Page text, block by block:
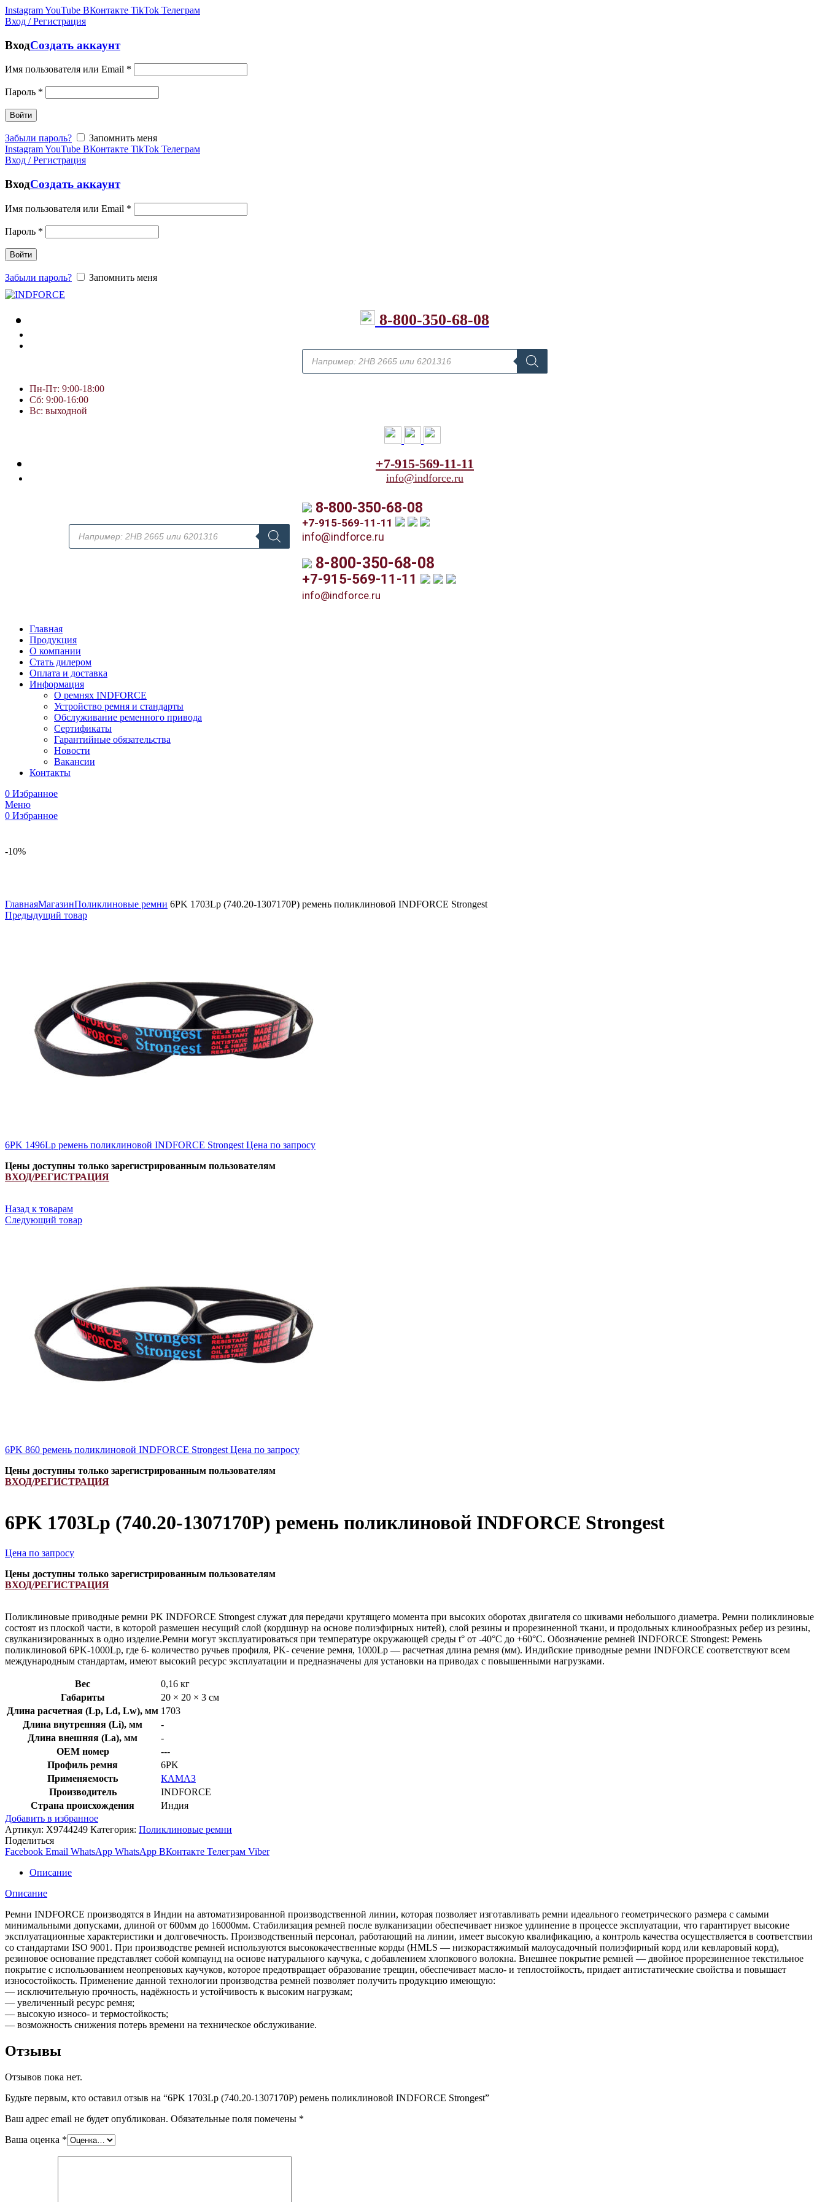
InstagramYouTube ВКонтакте TikTok Телеграм
Вход / Регистрация
ВходСоздать аккаунт
Имя пользователя или Email *
Пароль *
Войти
Забыли пароль?
Запомнить меня
InstagramYouTube ВКонтакте TikTok Телеграм
Вход / Регистрация
ВходСоздать аккаунт
Имя пользователя или Email *
Пароль *
Войти
Забыли пароль? Запомнить меня
8-800-350-68-08
Пн-Пт: 9:00-18:00
Сб: 9:00-16:00
Вс: выходной
+7-915-569-11-11
info@indforce.ru
8-800-350-68-08
+7-915-569-11-11
info@indforce.ru
8-800-350-68-08
+7-915-569-11-11
info@indforce.ru
Главная
Продукция
О компании
Стать дилером
Оплата и доставка
Информация
О ремнях INDFORCE
Устройство ремня и стандарты
Обслуживание ременного привода
Сертификаты
Гарантийные обязательства
Новости
Вакансии
Контакты
0 Избранное
Меню
0 Избранное
-10%
ГлавнаяМагазинПоликлиновые ремни 6PK 1703Lp (740.20-1307170Р) ремень поликлиновой INDFORCE Strongest
Предыдущий товар
6PK 1496Lp ремень поликлиновой INDFORCE Strongest Цена по запросу
Цены доступны только зарегистрированным пользователям
ВХОД/РЕГИСТРАЦИЯ
Назад к товарам
Следующий товар
6PK 860 ремень поликлиновой INDFORCE Strongest Цена по запросу
Цены доступны только зарегистрированным пользователям
ВХОД/РЕГИСТРАЦИЯ
6PK 1703Lp (740.20-1307170Р) ремень поликлиновой INDFORCE Strongest
Цена по запросу
Цены доступны только зарегистрированным пользователям
ВХОД/РЕГИСТРАЦИЯ
Поликлиновые приводные ремни PK INDFORCE Strongest служат для передачи крутящего момента при высоких оборотах двигателя со шкивами небольшого диаметра. Ремни поликлиновые
состоят из плоской части, в которой размешен несущий слой (кордшнур на основе полиэфирных нитей), слой резины и прорезиненной ткани, и продольных клинообразных ребер из резины,
свулканизированных в одно изделие.Ремни могут эксплуатироваться при температуре окружающей среды t° от -40°С до +60°С. Обозначение ремней INDFORCE Strongest: Ремень
поликлиновой 6PK-1000Lp, где 6- количество ручьев профиля, PK- сечение ремня, 1000Lp — расчетная длина ремня (мм). Индийские приводные ремни INDFORCE соответствуют всем
международным стандартам, имеют высокий ресурс эксплуатации и предназначены для установки на приводах с повышенными нагрузками.
Вес
0,16 кг
Габариты
20 × 20 × 3 см
Длина расчетная (Lp, Ld, Lw), мм 1703
Длина внутренняя (Li), мм
-
Длина внешняя (La), мм
-
OEM номер
---
Профиль ремня
6PK
Применяемость
КАМАЗ
Производитель
INDFORCE
Страна происхождения
Индия
Добавить в избранное
Артикул: X9744249 Категория: Поликлиновые ремни
Поделиться
Facebook Email WhatsApp WhatsApp ВКонтакте Телеграм Viber
Описание
Описание
Ремни INDFORCE производятся в Индии на автоматизированной производственной линии, которая позволяет изготавливать ремни идеального геометрического размера с самыми
минимальными допусками, длиной от 600мм до 16000мм. Стабилизация ремней после вулканизации обеспечивает низкое удлинение в процессе эксплуатации, что гарантирует высокие
эксплуатационные характеристики и долговечность. Производственный персонал, работающий на линии, имеет высокую квалификацию, а контроль качества осуществляется в соответствии
со стандартами ISO 9001. При производстве ремней используются высококачественные корды (HMLS — низкорастяжимый малоусадочный полиэфирный корд или кевларовый корд),
резиновое основание представляет собой компаунд на основе натурального каучука, с добавлением хлопкового волокна. Внешнее покрытие ремней — двойное прорезиненное текстильное
покрытие с использованием неопреновых каучуков, которое предотвращает образование трещин, обеспечивает масло- и теплостойкость, придает антистатические свойства и повышает
износостойкость. Применение данной технологии производства ремней позволяет получить продукцию имеющую:
— исключительную прочность, надёжность и устойчивость к высоким нагрузкам;
— увеличенный ресурс ремня;
— высокую износо- и термостойкость;
— возможность снижения потерь времени на техническое обслуживание.
Отзывы
Отзывов пока нет.
Будьте первым, кто оставил отзыв на “6PK 1703Lp (740.20-1307170Р) ремень поликлиновой INDFORCE Strongest”
Ваш адрес email не будет опубликован. Обязательные поля помечены *
Ваша оценка *